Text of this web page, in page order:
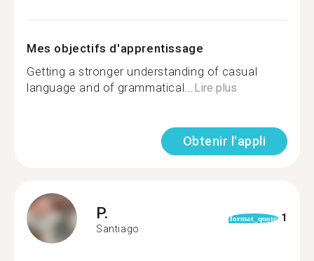
Mes objectifs d'apprentissage
Getting a stronger understanding of casual
language and of grammatical... Lire plus
Obtenir l'appli
P.
Santiago
format_quote 1